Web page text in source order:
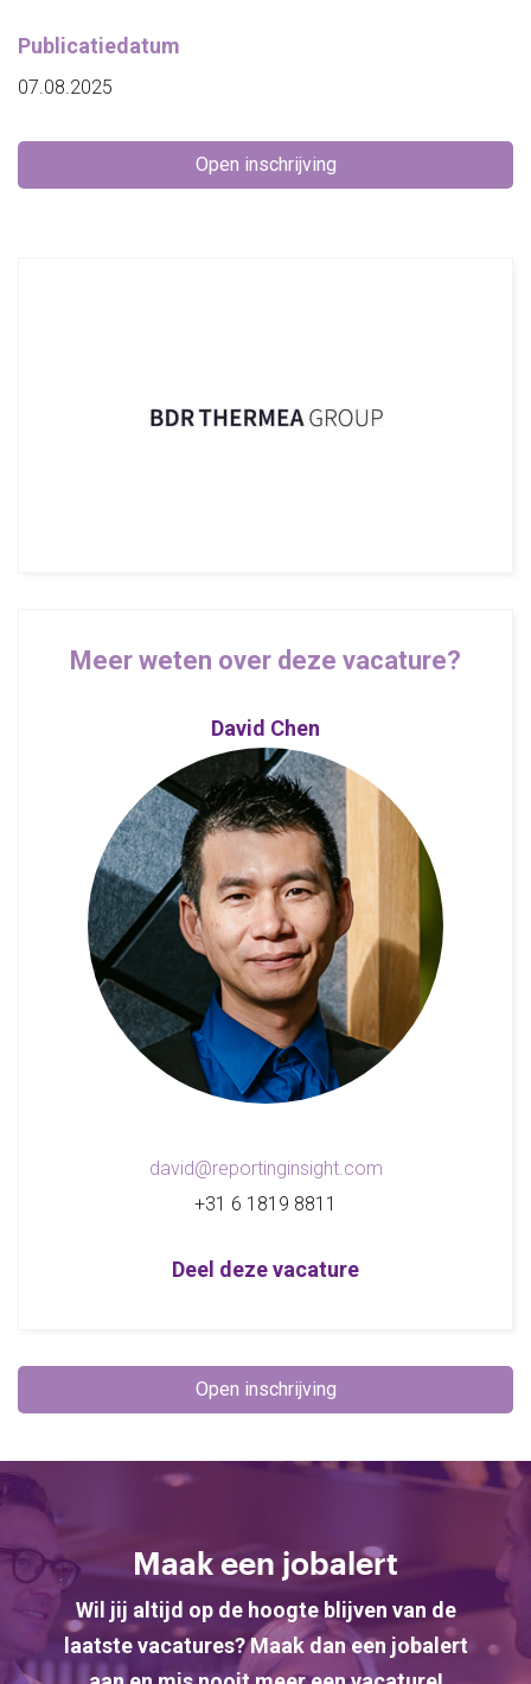
Publicatiedatum
07.08.2025
Open inschrijving
Meer weten over deze vacature?
David Chen
david@reportinginsight.com
+31 6 1819 8811
Deel deze vacature
Open inschrijving
Maak een jobalert
Wil jij altijd op de hoogte blijven van de
laatste vacatures? Maak dan een jobalert